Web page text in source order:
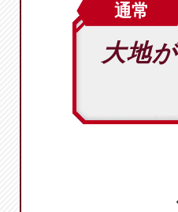
通常
大地